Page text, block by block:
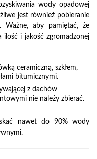
wody opadowej
jest również pobieranie
Ważne, aby pamiętać, że
ilość i jakość zgromadzonej
ceramiczną, szkłem,
bitumicznymi.
z dachów
nie należy zbierać.
nawet do 90% wody